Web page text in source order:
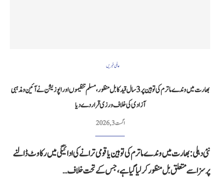
عالمی خبریں
بھارت میں وندے ماترم کی توہین پر 3 سال قید کا بل منظور، مسلم تنظیموں اور اپوزیشن نے آئین و مذہبی
آزادی کی خلاف ورزی قرار دے دیا
اگست 3, 2026
نئی دہلی: بھارت میں وندے ماترم کی توہین یا قومی ترانے کی ادائیگی میں رکاوٹ ڈالنے
پر سزا سے متعلق بل منظور کر لیا گیا ہے، جس کے تحت خلاف…